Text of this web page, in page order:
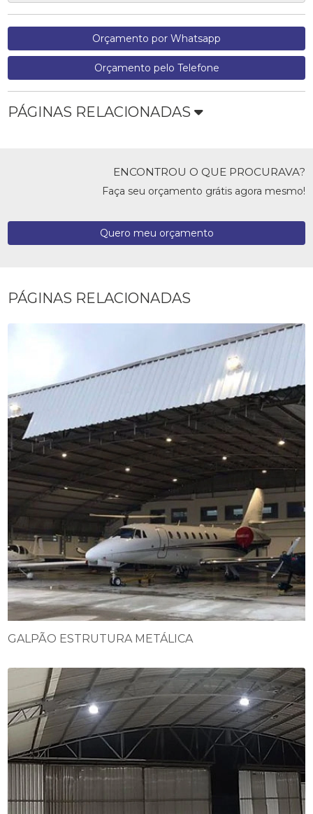
Orçamento por Whatsapp
Orçamento pelo Telefone
PÁGINAS RELACIONADAS
ENCONTROU O QUE PROCURAVA?
Faça seu orçamento grátis agora mesmo!
Quero meu orçamento
PÁGINAS RELACIONADAS
GALPÃO ESTRUTURA METÁLICA